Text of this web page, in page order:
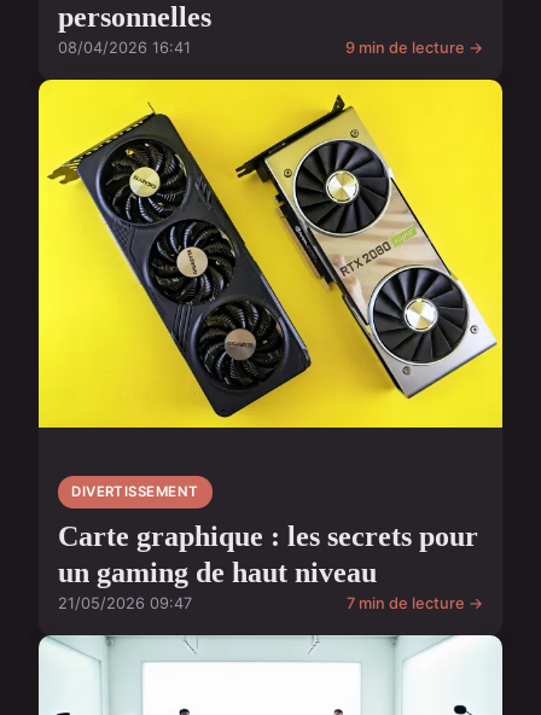
personnelles
08/04/2026 16:41 9 min de lecture →
DIVERTISSEMENT
Carte graphique : les secrets pour
un gaming de haut niveau
21/05/2026 09:47 7 min de lecture →